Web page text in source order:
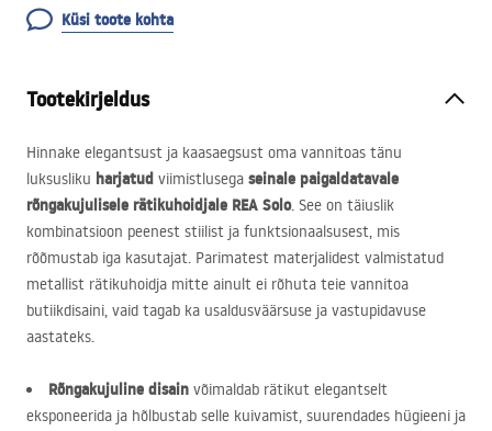
Küsi toote kohta
Tootekirjeldus
Hinnake elegantsust ja kaasaegsust oma vannitoas tänu
luksusliku harjatud viimistlusega seinale paigaldatavale
rõngakujulisele rätikuhoidjale REA Solo. See on täiuslik
kombinatsioon peenest stiilist ja funktsionaalsusest, mis
rõõmustab iga kasutajat. Parimatest materjalidest valmistatud
metallist rätikuhoidja mitte ainult ei rõhuta teie vannitoa
butiikdisaini, vaid tagab ka usaldusväärsuse ja vastupidavuse
aastateks.
Rõngakujuline disain võimaldab rätikut elegantselt
eksponeerida ja hõlbustab selle kuivamist, suurendades hügieeni ja